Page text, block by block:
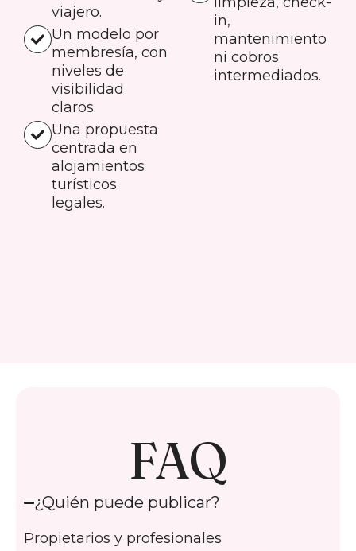
viajero.
Un modelo por
membresía, con
niveles de
visibilidad
claros.
Una propuesta
centrada en
alojamientos
turísticos
legales.
in,
mantenimiento
ni cobros
intermediados.
FAQ
¿Quién puede publicar?
Propietarios y profesionales